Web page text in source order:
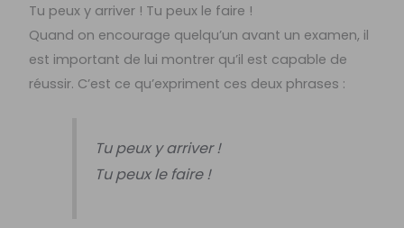
Tu peux y arriver ! Tu peux le faire !
Quand on encourage quelqu’un avant un examen, il
est important de lui montrer qu’il est capable de
réussir. C’est ce qu’expriment ces deux phrases :
Tu peux y arriver !
Tu peux le faire !